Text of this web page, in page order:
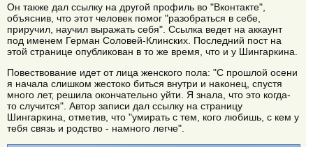
Он также дал ссылку на другой профиль во "Вконтакте",
объяснив, что этот человек помог "разобраться в себе,
приручил, научил выражать себя". Ссылка ведет на аккаунт
под именем Герман Соловей-Клинских. Последний пост на
этой странице опубликован в то же время, что и у Шингаркина.
Повествование идет от лица женского пола: "С прошлой осени
я начала слишком жестоко биться внутри и наконец, спустя
много лет, решила окончательно уйти. Я знала, что это когда-
то случится". Автор записи дал ссылку на страницу
Шингаркина, отметив, что "умирать с тем, кого любишь, с кем у
тебя связь и родство - намного легче".